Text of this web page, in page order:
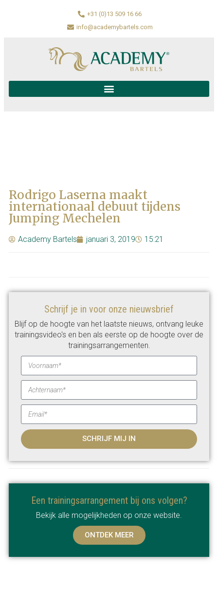
+31 (0)13 509 16 66
info@academybartels.com
Rodrigo Laserna maakt
internationaal debuut tijdens
Jumping Mechelen
Academy Bartels januari 3, 2019 15:21
Schrijf je in voor onze nieuwsbrief
Blijf op de hoogte van het laatste nieuws, ontvang leuke
trainingsvideo's en ben als eerste op de hoogte over de
trainingsarrangementen.
SCHRIJF MIJ IN
Een trainingsarrangement bij ons volgen?
Bekijk alle mogelijkheden op onze website.
ONTDEK MEER